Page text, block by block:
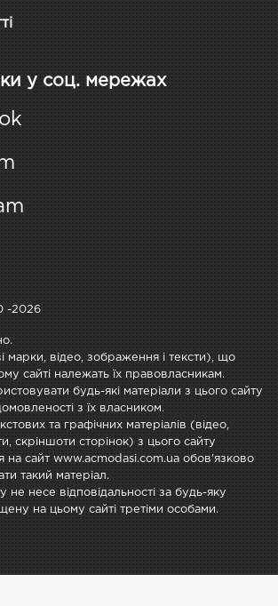
у соц. мережах
-2026
марки, відео, зображення і тексти), що
сайті належать їх правовласникам.
будь-які матеріали з цього сайту
з їх власником.
та графічних матеріалів (відео,
скріншоти сторінок) з цього сайту
на сайт www.acmodasi.com.ua обов'язково
такий матеріал.
не несе відповідальності за будь-яку
на цьому сайті третіми особами.